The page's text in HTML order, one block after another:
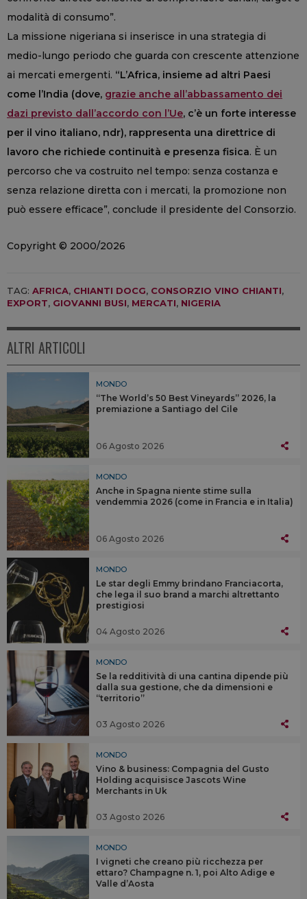
modalità di consumo”.
La missione nigeriana si inserisce in una strategia di
medio-lungo periodo che guarda con crescente attenzione
ai mercati emergenti. “L’Africa, insieme ad altri Paesi
come l’India (dove, grazie anche all’abbassamento dei
dazi previsto dall’accordo con l’Ue, c’è un forte interesse
per il vino italiano, ndr), rappresenta una direttrice di
lavoro che richiede continuità e presenza fisica. È un
percorso che va costruito nel tempo: senza costanza e
senza relazione diretta con i mercati, la promozione non
può essere efficace”, conclude il presidente del Consorzio.
Copyright © 2000/2026
TAG: AFRICA, CHIANTI DOCG, CONSORZIO VINO CHIANTI,
EXPORT, GIOVANNI BUSI, MERCATI, NIGERIA
ALTRI ARTICOLI
MONDO
“The World’s 50 Best Vineyards” 2026, la
premiazione a Santiago del Cile
06 Agosto 2026
MONDO
Anche in Spagna niente stime sulla
vendemmia 2026 (come in Francia e in Italia)
06 Agosto 2026
MONDO
Le star degli Emmy brindano Franciacorta,
che lega il suo brand a marchi altrettanto
prestigiosi
04 Agosto 2026
MONDO
Se la redditività di una cantina dipende più
dalla sua gestione, che da dimensioni e
“territorio”
03 Agosto 2026
MONDO
Vino & business: Compagnia del Gusto
Holding acquisisce Jascots Wine
Merchants in Uk
03 Agosto 2026
MONDO
I vigneti che creano più ricchezza per
ettaro? Champagne n. 1, poi Alto Adige e
Valle d’Aosta